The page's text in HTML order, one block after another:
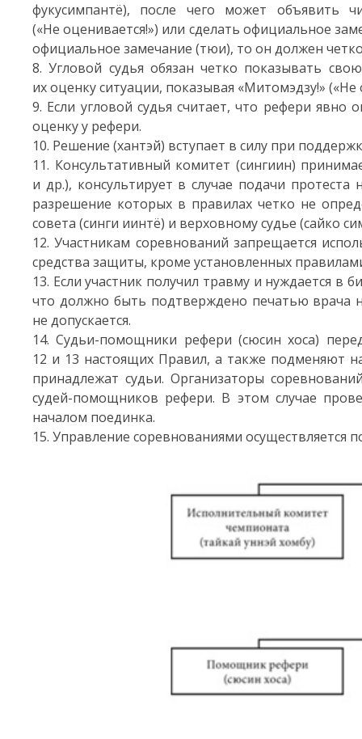
фукусимпантё), после чего может объявить
(«Не оценивается!») или сделать официальное
официальное замечание (тюи), то он должен
8. Угловой судья обязан четко показывать
их оценку ситуации, показывая «Митомэдзу!»
9. Если угловой судья считает, что рефери
оценку у рефери.
10. Решение (хантэй) вступает в силу при
11. Консультативный комитет (сингиин)
и др.), консультирует в случае подачи
разрешение которых в правилах четко не
совета (синги иинтё) и верховному судье (сайко
12. Участникам соревнований запрещается
средства защиты, кроме установленных
13. Если участник получил травму и нуждается
что должно быть подтверждено печатью врача
не допускается.
14. Судьи-помощники рефери (сюсин хоса)
12 и 13 настоящих Правил, а также подменяют
принадлежат судьи. Организаторы
судей-помощников рефери. В этом случае
началом поединка.
15. Управление соревнованиями осуществляется